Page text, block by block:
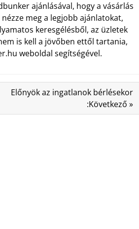
ajánlásával, hogy a vásárlás
meg a legjobb ajánlatokat,
keresgélésből, az üzletek
is kell a jövőben ettől tartania,
weboldal segítségével.
Előnyök az ingatlanok bérlésekor
:Következő »